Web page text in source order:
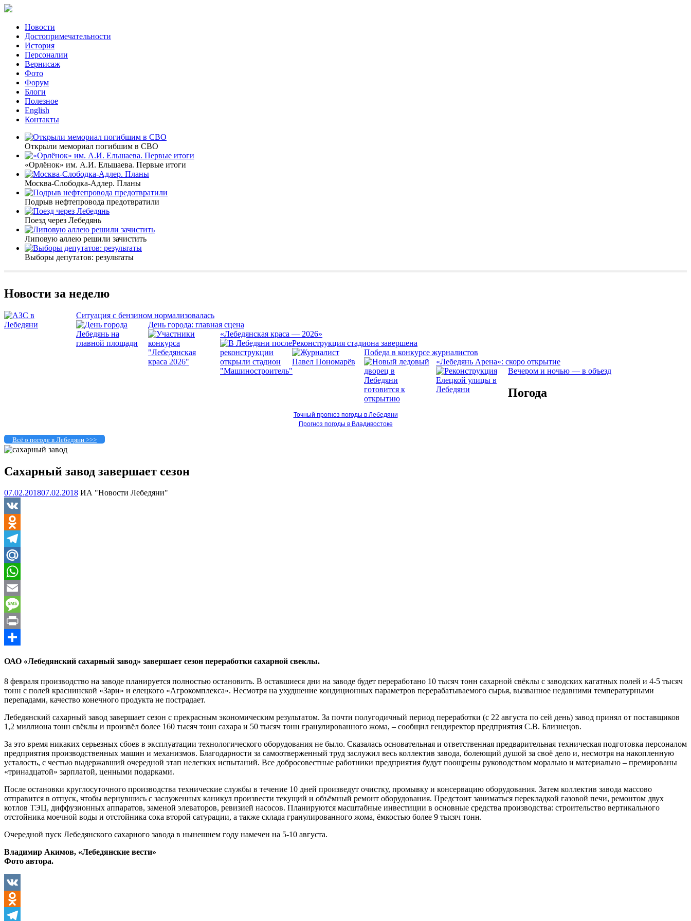
Новости
Достопримечательности
История
Персоналии
Вернисаж
Фото
Форум
Блоги
Полезное
English
Контакты
Открыли мемориал погибшим в СВО
«Орлёнок» им. А.И. Ельшаева. Первые итоги
Москва-Слободка-Адлер. Планы
Подрыв нефтепровода предотвратили
Поезд через Лебедянь
Липовую аллею решили зачистить
Выборы депутатов: результаты
Новости за неделю
Ситуация с бензином нормализовалась
День города: главная сцена
«Лебедянская краса — 2026»
Реконструкция стадиона завершена
Победа в конкурсе журналистов
«Лебедянь Арена»: скоро открытие
Вечером и ночью — в объезд
Погода
Точный прогноз погоды в Лебедяни
Прогноз погоды в Владивостоке
Всё о погоде в Лебедяни >>>
Сахарный завод завершает сезон
07.02.201807.02.2018 ИА "Новости Лебедяни"
VK
Odnoklassniki
Telegram
Mail.Ru
WhatsApp
Email
Message
Print
ОАО «Лебедянский сахарный завод» завершает сезон переработки сахарной свеклы.
8 февраля производство на заводе планируется полностью остановить. В оставшиеся дни на заводе будет переработано 10 тысяч тонн сахарной свёклы с заводских кагатных полей и 4-5 тысяч
тонн с полей краснинской «Зари» и елецкого «Агрокомплекса». Несмотря на ухудшение кондиционных параметров перерабатываемого сырья, вызванное недавними температурными
перепадами, качество конечного продукта не пострадает.
Лебедянский сахарный завод завершает сезон с прекрасным экономическим результатом. За почти полугодичный период переработки (с 22 августа по сей день) завод принял от поставщиков
1,2 миллиона тонн свёклы и произвёл более 160 тысяч тонн сахара и 50 тысяч тонн гранулированного жома, – сообщил гендиректор предприятия С.В. Близнецов.
За это время никаких серьезных сбоев в эксплуатации технологического оборудования не было. Сказалась основательная и ответственная предварительная техническая подготовка персоналом
предприятия производственных машин и механизмов. Благодарности за самоотверженный труд заслужил весь коллектив завода, болеющий душой за своё дело и, несмотря на накопленную
усталость, с честью выдержавший очередной этап нелегких испытаний. Все добросовестные работники предприятия будут поощрены руководством морально и материально – премированы
«тринадцатой» зарплатой, ценными подарками.
После остановки круглосуточного производства технические службы в течение 10 дней произведут очистку, промывку и консервацию оборудования. Затем коллектив завода массово
отправится в отпуск, чтобы вернувшись с заслуженных каникул произвести текущий и объёмный ремонт оборудования. Предстоит заниматься перекладкой газовой печи, ремонтом двух
котлов ТЭЦ, диффузионных аппаратов, заменой элеваторов, ревизией насосов. Планируются масштабные инвестиции в основные средства производства: строительство вертикального
отстойника моечной воды и отстойника сока второй сатурации, а также склада гранулированного жома, ёмкостью более 9 тысяч тонн.
Очередной пуск Лебедянского сахарного завода в нынешнем году намечен на 5-10 августа.
Владимир Акимов, «Лебедянские вести»
Фото автора.
VK
Odnoklassniki